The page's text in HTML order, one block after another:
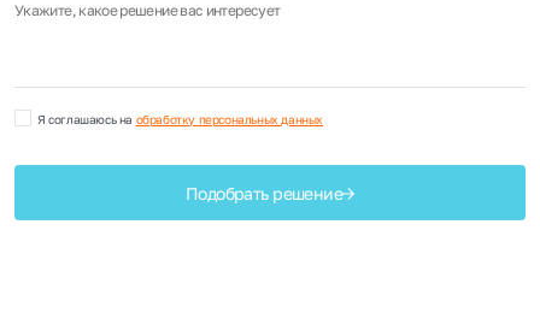
Укажите, какое решение вас интересует
Я соглашаюсь на обработку персональных данных
Подобрать решение